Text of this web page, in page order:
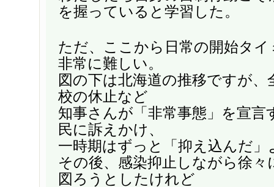
を握っていると学習した。
ただ、ここから日常の開始タ
非常に難しい。
図の下は北海道の推移ですが、
校の休止など
知事さんが「非常事態」を宣言
民に訴えかけ、
一時期はずっと「抑え込んだ」
その後、感染抑止しながら徐々
図ろうとしたけれど